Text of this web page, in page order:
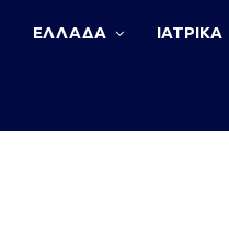
ΕΛΛΑΔΑ ΙΑΤΡΙΚΑ